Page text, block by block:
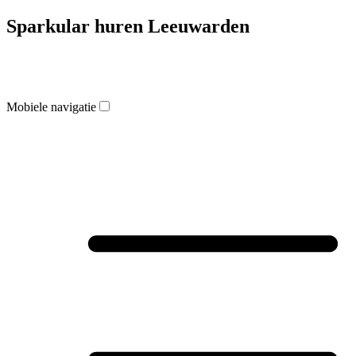
Sparkular huren Leeuwarden
Mobiele navigatie